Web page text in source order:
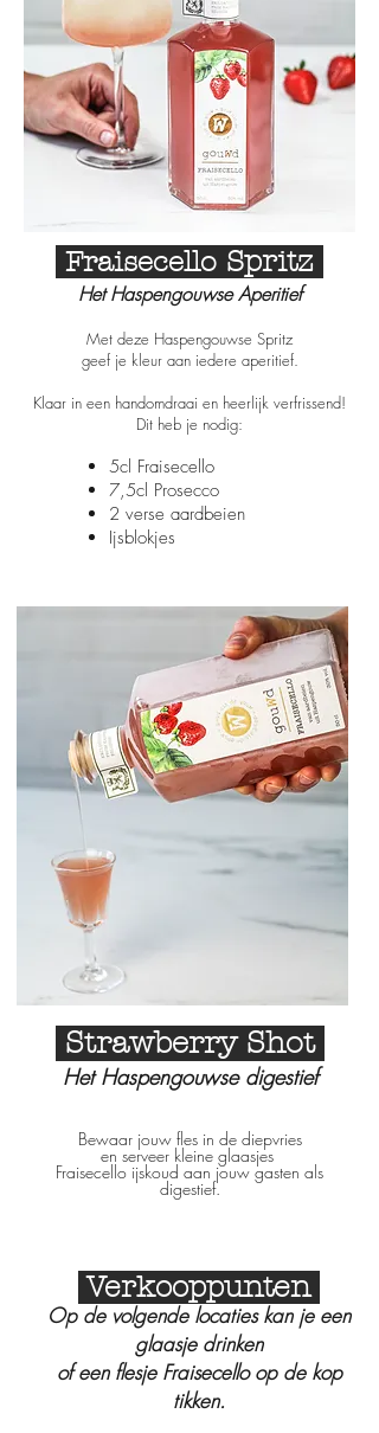
Fraisecello Spritz
Het Haspengouwse Aperitief
Met deze Haspengouwse Spritz
geef je kleur aan iedere aperitief.
Klaar in een handomdraai en heerlijk verfrissend!
Dit heb je nodig:
5cl Fraisecello
7,5cl Prosecco
2 verse aardbeien
Ijsblokjes
Strawberry Shot
Het Haspengouwse digestief
Bewaar jouw fles in de diepvries
en serveer kleine glaasjes
Fraisecello ijskoud aan jouw gasten als
digestief.
Verkooppunten
Op de volgende locaties kan je een
glaasje drinken
of een flesje Fraisecello op de kop
tikken.